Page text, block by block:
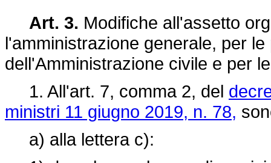
Art. 3. Modifiche all'assetto
l'amministrazione generale, per
dell'Amministrazione civile e per
1. All'art. 7, comma 2, del
ministri 11 giugno 2019, n. 78,
a) alla lettera c):